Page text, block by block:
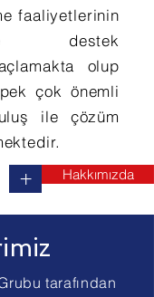
faaliyetlerinin
destek
olup
çok önemli
ile çözüm
+ Hakkımızda
tarafından